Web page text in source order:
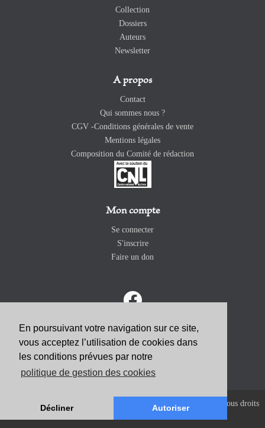
En poursuivant votre navigation sur ce site,
vous acceptez l’utilisation de cookies dans
les conditions prévues par notre
politique de gestion des cookies
Décliner Autoriser
Collection
Dossiers
Auteurs
Newsletter
A propos
Contact
Qui sommes nous ?
CGV -Conditions générales de vente
Mentions légales
Composition du Comité de rédaction
Mon compte
Se connecter
S'inscrire
Faire un don
ABONNEZ-VOUS
Copyright 2026 Revue Catholique Internationale COMMUNIO. Tous droits